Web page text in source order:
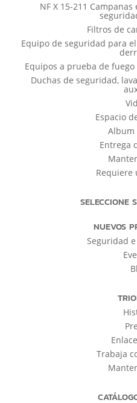
NF X 15-211
Filtros de
Equipo de seguridad para
Equipos a prueba de
Duchas de seguridad,
Espacio
Album
Entrega
Requiere
SELECCIONE
NUEVOS
Seguridad
Trabaja